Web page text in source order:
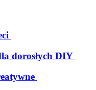
dorosłych DIY